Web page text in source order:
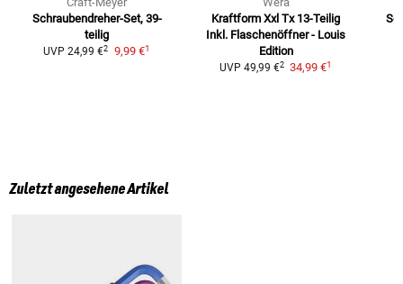
Schraubendreher-Set, 39-
teilig
UVP 24,99 €2 9,99 €1
Kraftform Xxl Tx 13-Teilig
Inkl. Flaschenöffner - Louis
Edition
UVP 49,99 €2 34,99 €1
Zuletzt angesehene Artikel